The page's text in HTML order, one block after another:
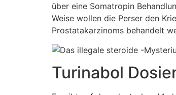
über eine Somatropin
Weise wollen die Perser den
Prostatakarzinoms behandelt
Turinabol